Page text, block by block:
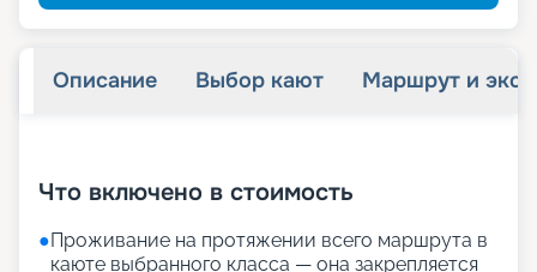
Описание Выбор кают Маршрут и
Что включено в стоимость
●Проживание на протяжении всего маршрута в
каюте выбранного класса — она закрепляется